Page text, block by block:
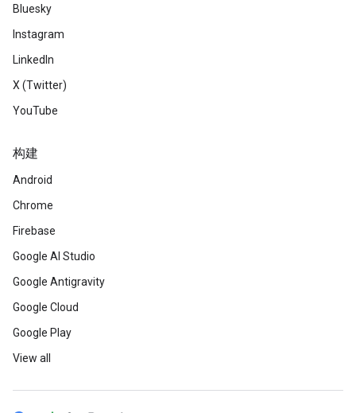
Bluesky
Instagram
LinkedIn
X (Twitter)
YouTube
构建
Android
Chrome
Firebase
Google AI Studio
Google Antigravity
Google Cloud
Google Play
View all